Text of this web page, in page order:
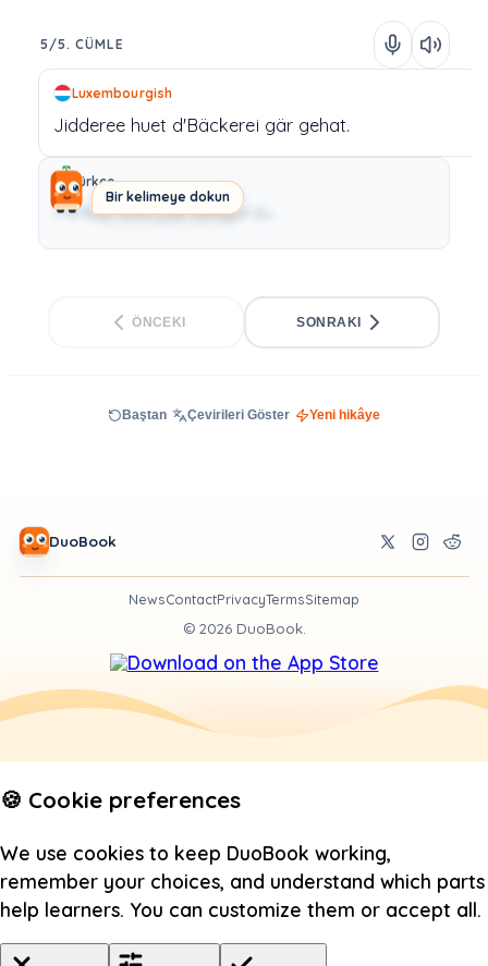
Bir kelimeye dokun
5/5. CÜMLE
Luxembourgish
Jidderee huet d'Bäckerei gär gehat.
Türkçe
Herkes fırını çok seviyordu.
ÖNCEKI SONRAKI
Baştan Çevirileri Göster Yeni hikâye
DuoBook
NewsContactPrivacyTermsSitemap
© 2026DuoBook.
🍪 Cookie preferences
We use cookies to keep DuoBook working,
remember your choices, and understand which parts
help learners. You can customize them or accept all.